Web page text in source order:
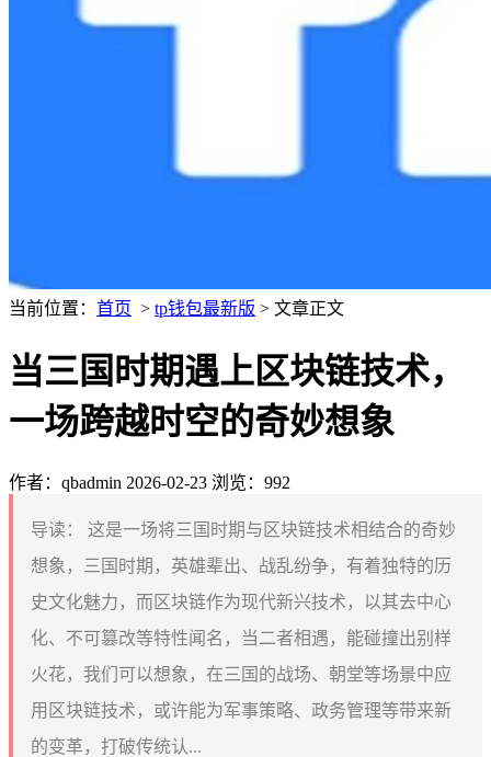
当前位置： 首页 > tp钱包最新版 > 文章正文
当三国时期遇上区块链技术，
一场跨越时空的奇妙想象
作者：qbadmin 2026-02-23 浏览：992
导读：
这是一场将三国时期与区块链技术相结合的奇妙
想象，三国时期，英雄辈出、战乱纷争，有着独特的历
史文化魅力，而区块链作为现代新兴技术，以其去中心
化、不可篡改等特性闻名，当二者相遇，能碰撞出别样
火花，我们可以想象，在三国的战场、朝堂等场景中应
用区块链技术，或许能为军事策略、政务管理等带来新
的变革，打破传统认...